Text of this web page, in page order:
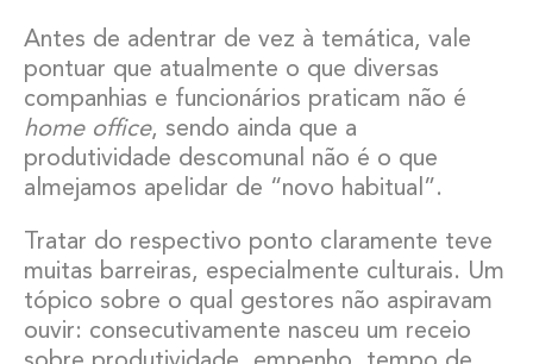
Antes de adentrar de vez à temática, vale
pontuar que atualmente o que diversas
companhias e funcionários praticam não é
home office, sendo ainda que a
produtividade descomunal não é o que
almejamos apelidar de “novo habitual”.
Tratar do respectivo ponto claramente teve
muitas barreiras, especialmente culturais. Um
tópico sobre o qual gestores não aspiravam
ouvir: consecutivamente nasceu um receio